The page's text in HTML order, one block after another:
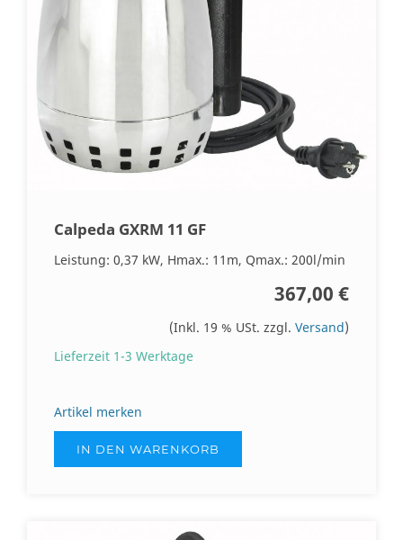
Calpeda GXRM 11 GF
Leistung: 0,37 kW, Hmax.: 11m, Qmax.: 200l/min
367,00 €
(Inkl. 19 % USt. zzgl. Versand)
Lieferzeit 1-3 Werktage
Artikel merken
IN DEN WARENKORB